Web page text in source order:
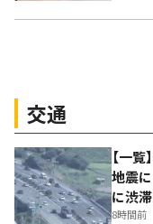
交通
【一
地震
に渋
8時間前